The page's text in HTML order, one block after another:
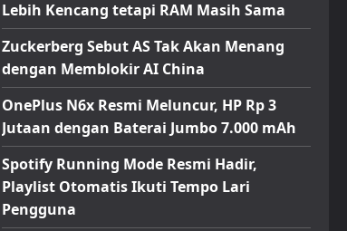
Lebih Kencang tetapi RAM Masih Sama
Zuckerberg Sebut AS Tak Akan Menang
dengan Memblokir AI China
OnePlus N6x Resmi Meluncur, HP Rp 3
Jutaan dengan Baterai Jumbo 7.000 mAh
Spotify Running Mode Resmi Hadir,
Playlist Otomatis Ikuti Tempo Lari
Pengguna